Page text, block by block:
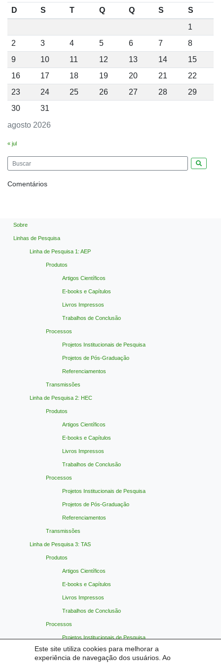
Este site utiliza cookies para melhorar a
experiência de navegação dos usuários. Ao
agosto 2026
D S T Q Q S
S
1
2
3 4 5 6 7
8
9
10 11 12 13 14
15
16
17 18 19 20 21
22
23
24 25 26 27 28
29
30
31
« jul
Comentários
Sobre
Linhas de Pesquisa
Linha de Pesquisa 1: AEP
Produtos
Artigos Científicos
E-books e Capítulos
Livros Impressos
Trabalhos de Conclusão
Processos
Projetos Institucionais de Pesquisa
Projetos de Pós-Graduação
Referenciamentos
Transmissões
Linha de Pesquisa 2: HEC
Produtos
Artigos Científicos
E-books e Capítulos
Livros Impressos
Trabalhos de Conclusão
Processos
Projetos Institucionais de Pesquisa
Projetos de Pós-Graduação
Referenciamentos
Transmissões
Linha de Pesquisa 3: TAS
Produtos
Artigos Científicos
E-books e Capítulos
Livros Impressos
Trabalhos de Conclusão
Processos
Projetos Institucionais de Pesquisa
Projetos de Pós-Graduação